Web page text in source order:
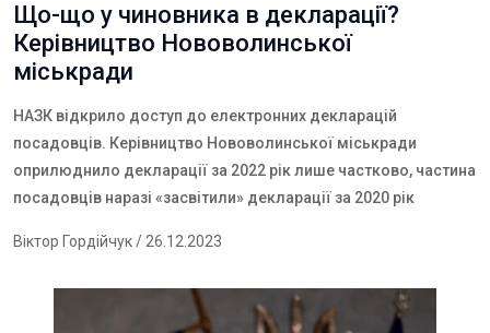
Що-що у чиновника в декларації?
Керівництво Нововолинської
міськради
НАЗК відкрило доступ до електронних декларацій
посадовців. Керівництво Нововолинської міськради
оприлюднило декларації за 2022 рік лише частково, частина
посадовців наразі «засвітили» декларації за 2020 рік
Віктор Гордійчук/ 26.12.2023